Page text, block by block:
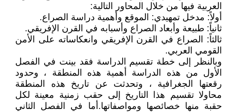
العربية فيها من خلال المحاور التالية:
أولاً: مدخل تمهيدي: الموقع وأهمية دراسة الصراع.
ثانياً: طبيعة وأبعاد الصراع وأسبابه في القرن الإفريقي.
ثالثاً: الصراع في القرن الإفريقي وانعكاساته على الأمن
القومي العربي.
وبالنظر إلى خطة تقسيم الدراسة فقد بينت في الفصل
الأول من هذه الدراسة أهمية هذه المنطقة ، وحدود
رقعتها الجغرافية ، وتحدثت عن تاريخ هذه المنطقة
محاولا تقسيم هذا التاريخ إلى حقب زمنية معينة لكل
حقبة منها خصائصها ومواصفاتها.أما في الفصل الثاني